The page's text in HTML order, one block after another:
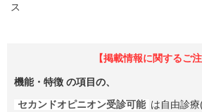
ス
【掲載情報に関するご注
機能・特徴 の項目の、
セカンドオピニオン受診可能 は自由診